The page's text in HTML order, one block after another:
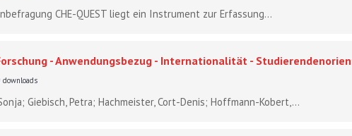
CHE-QUEST liegt ein Instrument zur Erfassung...
- Anwendungsbezug - Internationalität -
downloads
Giebisch, Petra; Hachmeister, Cort-Denis; Hoffmann-Kobert,...